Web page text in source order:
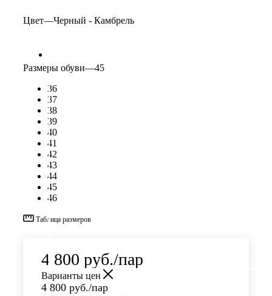
Цвет—Черный - Камбрель
Размеры обуви—45
36
37
38
39
40
41
42
43
44
45
46
Таблица размеров
4 800 руб./пар
Варианты цен
4 800 руб./пар